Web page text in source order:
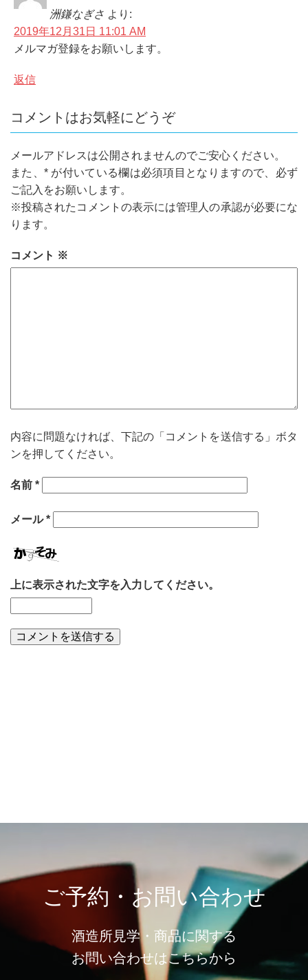
洲鎌なぎさ より:
2019年12月31日 11:01 AM
メルマガ登録をお願いします。
返信
コメントはお気軽にどうぞ
メールアドレスは公開されませんのでご安心ください。
また、 *が付いている欄は必須項目となりますので、必ず
ご記入をお願いします。
※投稿されたコメントの表示には管理人の承認が必要にな
ります。
コメント ※
内容に問題なければ、下記の「コメントを送信する」ボタ
ンを押してください。
名前 *
メール*
上に表示された文字を入力してください。
ご予約・お問い合わせ
酒造所見学・商品に関する
お問い合わせはこちらから